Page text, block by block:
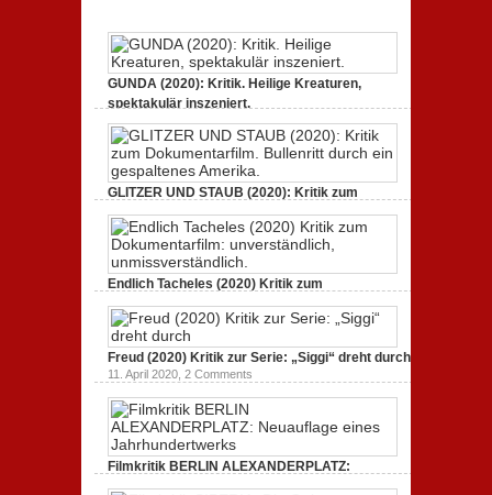
GUNDA (2020): Kritik. Heilige Kreaturen,
spektakulär inszeniert.
GLITZER UND STAUB (2020): Kritik zum
Dokumentarfilm. Bullenritt durch ein
gespaltenes Amerika.
3. Oktober 2020,2 Comments
Endlich Tacheles (2020) Kritik zum
Dokumentarfilm: unverständlich,
unmissverständlich.
19. Mai 2020,0 Comments
Freud (2020) Kritik zur Serie: „Siggi“ dreht durch
11. April 2020, 2 Comments
Filmkritik BERLIN ALEXANDERPLATZ:
Neuauflage eines Jahrhundertwerks